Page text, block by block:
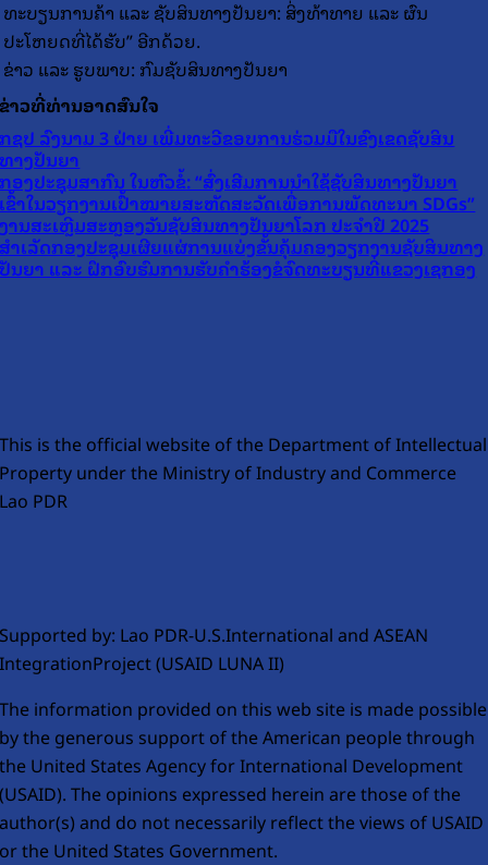
ທະບຽນການຄ້າ ແລະ ຊັບສິນທາງປັນຍາ: ສິ່ງທ້າທາຍ ແລະ ຜົນ
ປະໂຫຍດທີ່ໄດ້ຮັບ” ອີກດ້ວຍ.
ຂ່າວ ແລະ ຮູບພາບ: ກົມຊັບສິນທາງປັນຍາ
ຂ່າວທີ່ທ່ານອາດສົນໃຈ
ກຊປ ລົງນາມ 3 ຝ່າຍ ເພີ່ມທະວີຂອບການຮ່ວມມືໃນຂົງເຂດຊັບສິນ
ທາງປັນຍາ
ກອງປະຊຸມສາກົນ ໃນຫົວຂໍ້: “ສົ່ງເສີມການນໍາໃຊ້ຊັບສິນທາງປັນຍາ
ເຂົ້າໃນວຽກງານເປົ້າໝາຍສະຫັດສະວັດເພື່ອການພັດທະນາ SDGs”
ງານສະເຫຼີມສະຫຼອງວັນຊັບສິນທາງປັນຍາໂລກ ປະຈໍາປີ 2025
ສໍາເລັດກອງປະຊຸມເຜີຍແຜ່ການແບ່ງຂັ້ນຄຸ້ມຄອງວຽກງານຊັບສິນທາງ
ປັນຍາ ແລະ ຝຶກອົບຮົມການຮັບຄໍາຮ້ອງຂໍຈົດທະບຽນທີ່ແຂວງເຊກອງ
This is the official website of the Department of Intellectual
Property under the Ministry of Industry and Commerce
Lao PDR
Supported by: Lao PDR-U.S.International and ASEAN
IntegrationProject (USAID LUNA II)
The information provided on this web site is made possible
by the generous support of the American people through
the United States Agency for International Development
(USAID). The opinions expressed herein are those of the
author(s) and do not necessarily reflect the views of USAID
or the United States Government.